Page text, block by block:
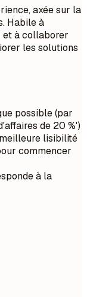
axée sur la
Habile à
et à collaborer
les solutions
possible (par
de 20 %')
meilleure lisibilité
commencer
à la